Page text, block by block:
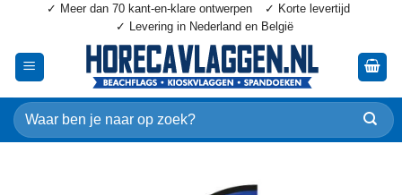
inhoud
✓ Meer dan 70 kant-en-klare ontwerpen
✓ Korte levertijd
✓ Levering in Nederland en België
Zoeken
naar: